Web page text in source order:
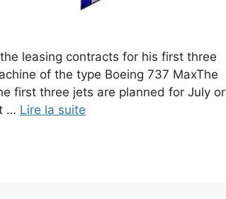
leasing contracts for his first three
of the type Boeing 737 MaxThe
first three jets are planned for July or
… Lire la suite